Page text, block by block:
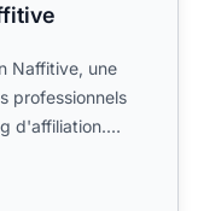
Naffitive, une
professionnels
d'affiliation.